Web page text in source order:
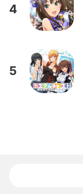
4
5